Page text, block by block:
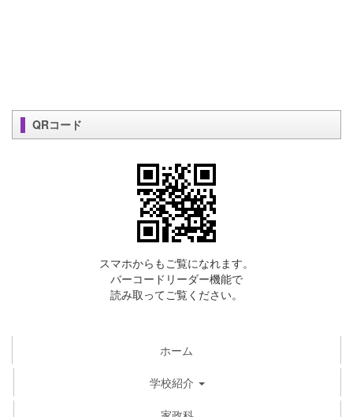
QRコード
スマホからもご覧になれます。
バーコードリーダー機能で
読み取ってご覧ください。
ホーム
学校紹介